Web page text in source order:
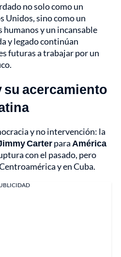
no solo como un
Unidos, sino como un
humanos y un incansable
y legado continúan
futuras a trabajar por un
su acercamiento
y no intervención: la
Carterpara América
con el pasado, pero
y en Cuba.